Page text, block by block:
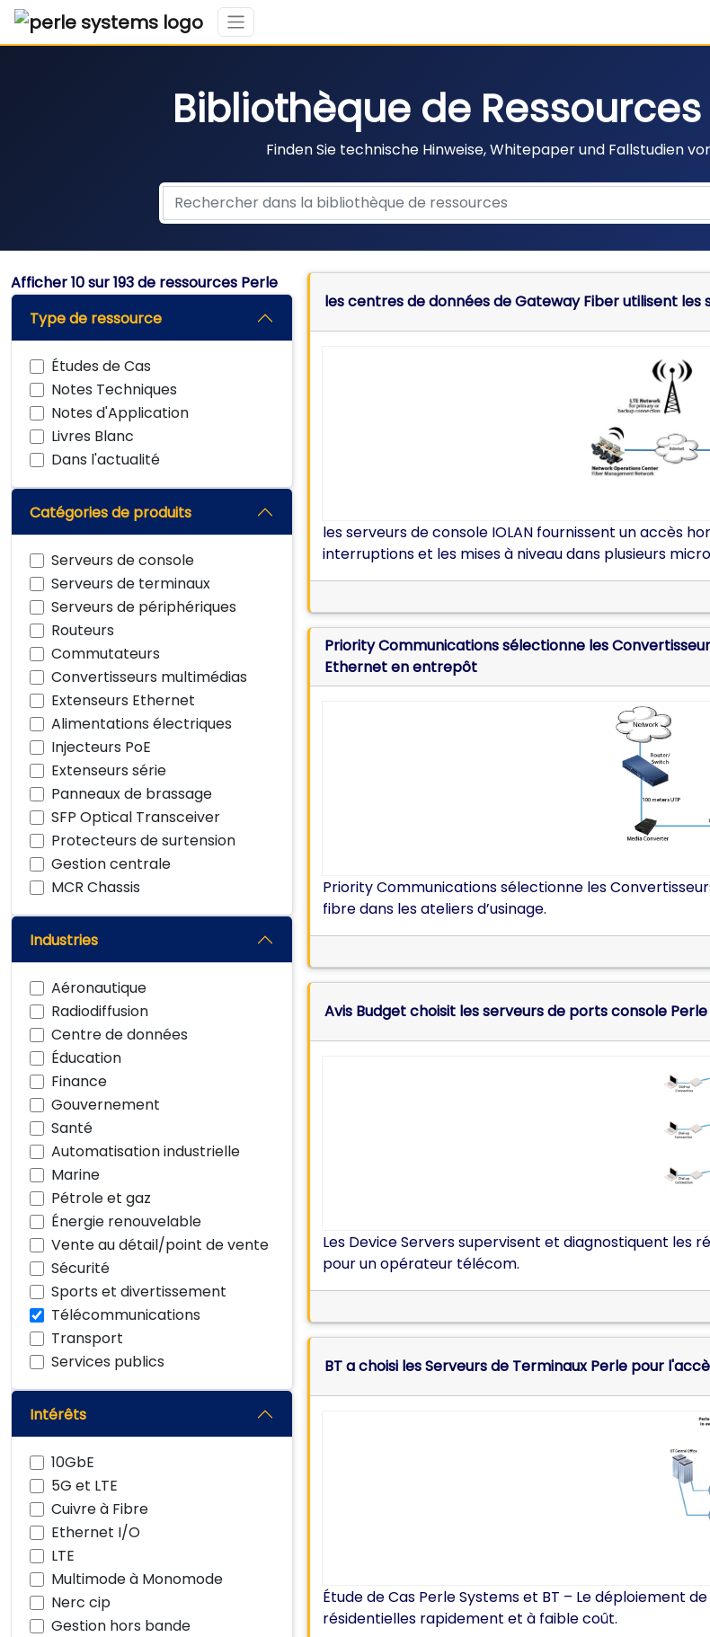
Bibliothèque de
Finden Sie technische Hinweise, Whitepaper und Fallstudien
Afficher10sur 193 de ressources Perle
Type de ressource
Études de Cas
Notes Techniques
Notes d'Application
Livres Blanc
Dans l'actualité
Catégories de produits
Serveurs de console
Serveurs de terminaux
Serveurs de périphériques
Routeurs
Commutateurs
Convertisseurs multimédias
Extenseurs Ethernet
Alimentations électriques
Injecteurs PoE
Extenseurs série
Panneaux de brassage
SFP Optical Transceiver
Protecteurs de surtension
Gestion centrale
MCR Chassis
Industries
Aéronautique
Radiodiffusion
Centre de données
Éducation
Finance
Gouvernement
Santé
Automatisation industrielle
Marine
Pétrole et gaz
Énergie renouvelable
Vente au détail/point de vente
Sécurité
Sports et divertissement
Télécommunications
Transport
Services publics
Intérêts
10GbE
5G et LTE
Cuivre à Fibre
Ethernet I/O
LTE
Multimode à Monomode
Nerc cip
Gestion hors bande
les centres de données de Gateway Fiber utilisent les
les serveurs de console IOLAN fournissent un accès
interruptions et les mises à niveau dans plusieurs
Priority Communications sélectionne les
Ethernet en entrepôt
Priority Communications sélectionne les
fibre dans les ateliers d’usinage.
Avis Budget choisit les serveurs de ports console
Les Device Servers supervisent et diagnostiquent les
pour un opérateur télécom.
Étude de Cas Perle Systems et BT – Le déploiement
résidentielles rapidement et à faible coût.